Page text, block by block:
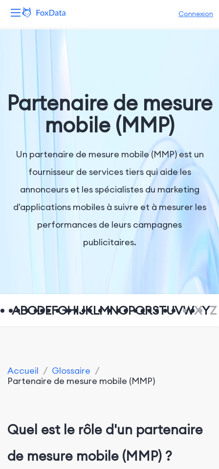
Connexion
Ressources
Tarifs
Entreprise
Partenaire de mesure
mobile (MMP)
Un partenaire de mesure mobile (MMP) est un
fournisseur de services tiers qui aide les
annonceurs et les spécialistes du marketing
d'applications mobiles à suivre et à mesurer les
performances de leurs campagnes
publicitaires.
ABCDEFGHIJKLMNOPQRSTUVWXYZ
Accueil / Glossaire /
Partenaire de mesure mobile (MMP)
Quel est le rôle d'un partenaire
de mesure mobile (MMP) ?